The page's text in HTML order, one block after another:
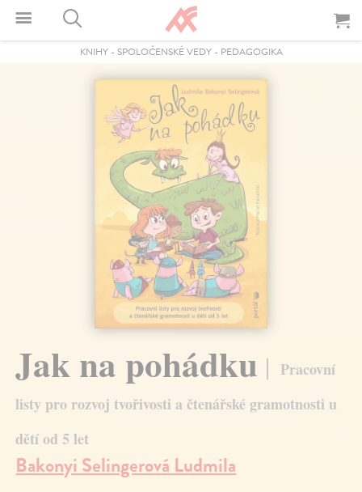
KNIHY- SPOLOČENSKÉ VEDY- PEDAGOGIKA
Jak na pohádku
Pracovní
listy pro rozvoj tvořivosti a čtenářské gramotnosti u
dětí od 5 let
Bakonyi Selingerová Ludmila